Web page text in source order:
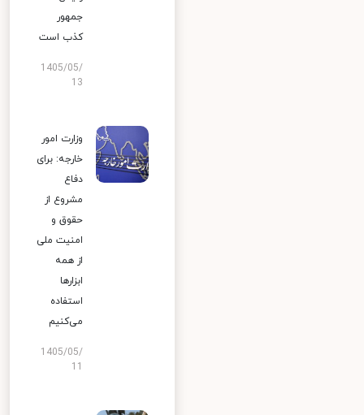
جمهور
کذب است
1405/05/
13
وزارت امور
خارجه: برای
دفاع
مشروع از
حقوق و
امنیت ملی
از همه
ابزارها
استفاده
می‌کنیم
1405/05/